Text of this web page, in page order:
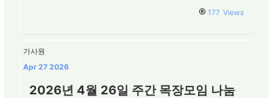
177 Views
가사원
Apr 27 2026
2026년 4월 26일 주간 목장모임 나눔